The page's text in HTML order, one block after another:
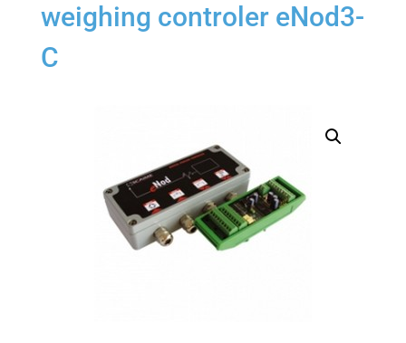
weighing controler eNod3-
C